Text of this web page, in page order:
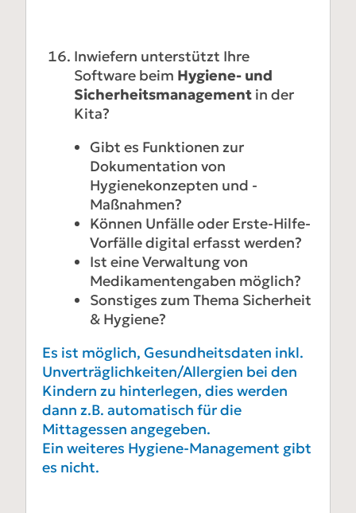
Inwiefern unterstützt Ihre
Software beim Hygiene- und
Sicherheitsmanagement in der
Kita?
Gibt es Funktionen zur
Dokumentation von
Hygienekonzepten und -
Maßnahmen?
Können Unfälle oder Erste-Hilfe-
Vorfälle digital erfasst werden?
Ist eine Verwaltung von
Medikamentengaben möglich?
Sonstiges zum Thema Sicherheit
& Hygiene?
Es ist möglich, Gesundheitsdaten inkl.
Unverträglichkeiten/Allergien bei den
Kindern zu hinterlegen, dies werden
dann z.B. automatisch für die
Mittagessen angegeben.
Ein weiteres Hygiene-Management gibt
es nicht.